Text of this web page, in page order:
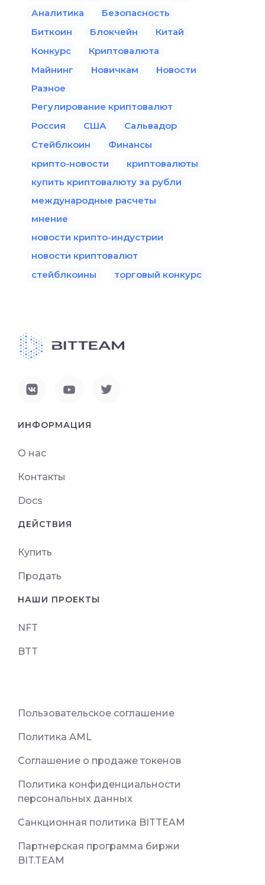
Аналитика
Безопасность
Биткоин
Блокчейн
Китай
Конкурс
Криптовалюта
Майнинг
Новичкам
Новости
Разное
Регулирование криптовалют
Россия
США
Сальвадор
Стейблкоин
Финансы
крипто-новости
криптовалюты
купить криптовалюту за рубли
международные расчеты
мнение
новости крипто-индустрии
новости криптовалют
стейблкоины
торговый конкурс
ИНФОРМАЦИЯ
О нас
Контакты
Docs
ДЕЙСТВИЯ
Купить
Продать
НАШИ ПРОЕКТЫ
NFT
BTT
Пользовательское соглашение
Политика AML
Соглашение о продаже токенов
Политика конфиденциальности
персональных данных
Санкционная политика BITTEAM
Партнерская программа биржи
BIT.TEAM